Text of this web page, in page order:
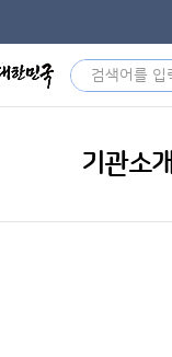
기관소개